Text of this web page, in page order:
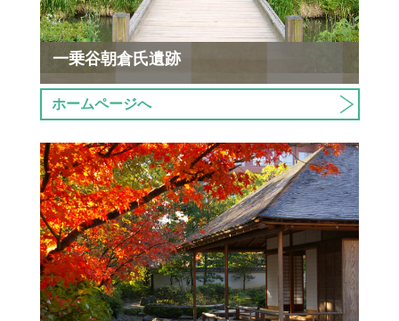
一乗谷朝倉氏遺跡
ホームページへ